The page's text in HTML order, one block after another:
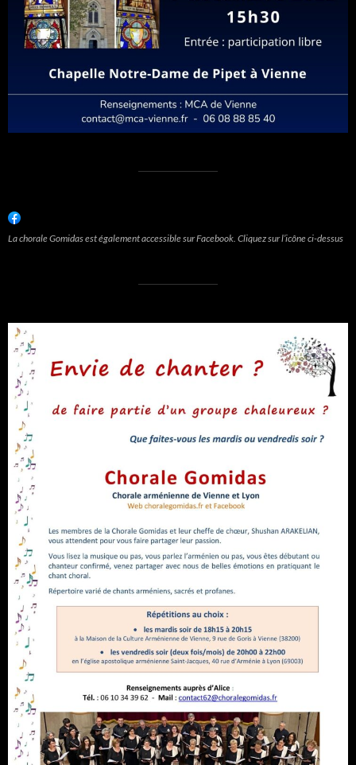
La chorale Gomidas est également accessible sur Facebook. Cliquez sur l’icône ci-dessus